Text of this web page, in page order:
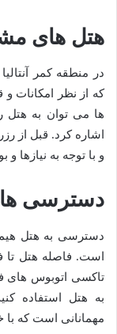
هتل های
در منطقه کمر
که از نظر امکانات
ها می توان به هتل
اشاره کرد. قبل از
و با توجه به نیازها و
دسترسی
دسترسی به هتل
تاکسی اتوبوس های
به هتل استفاده
مهمانانی است که